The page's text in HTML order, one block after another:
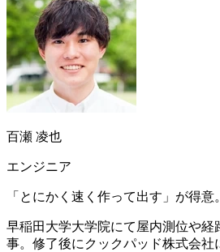
百瀬 凌也
エンジニア
「とにかく速く作って出す」が得意。
早稲田大学大学院にて屋内測位や経
事。修了後にクックパッド株式会社